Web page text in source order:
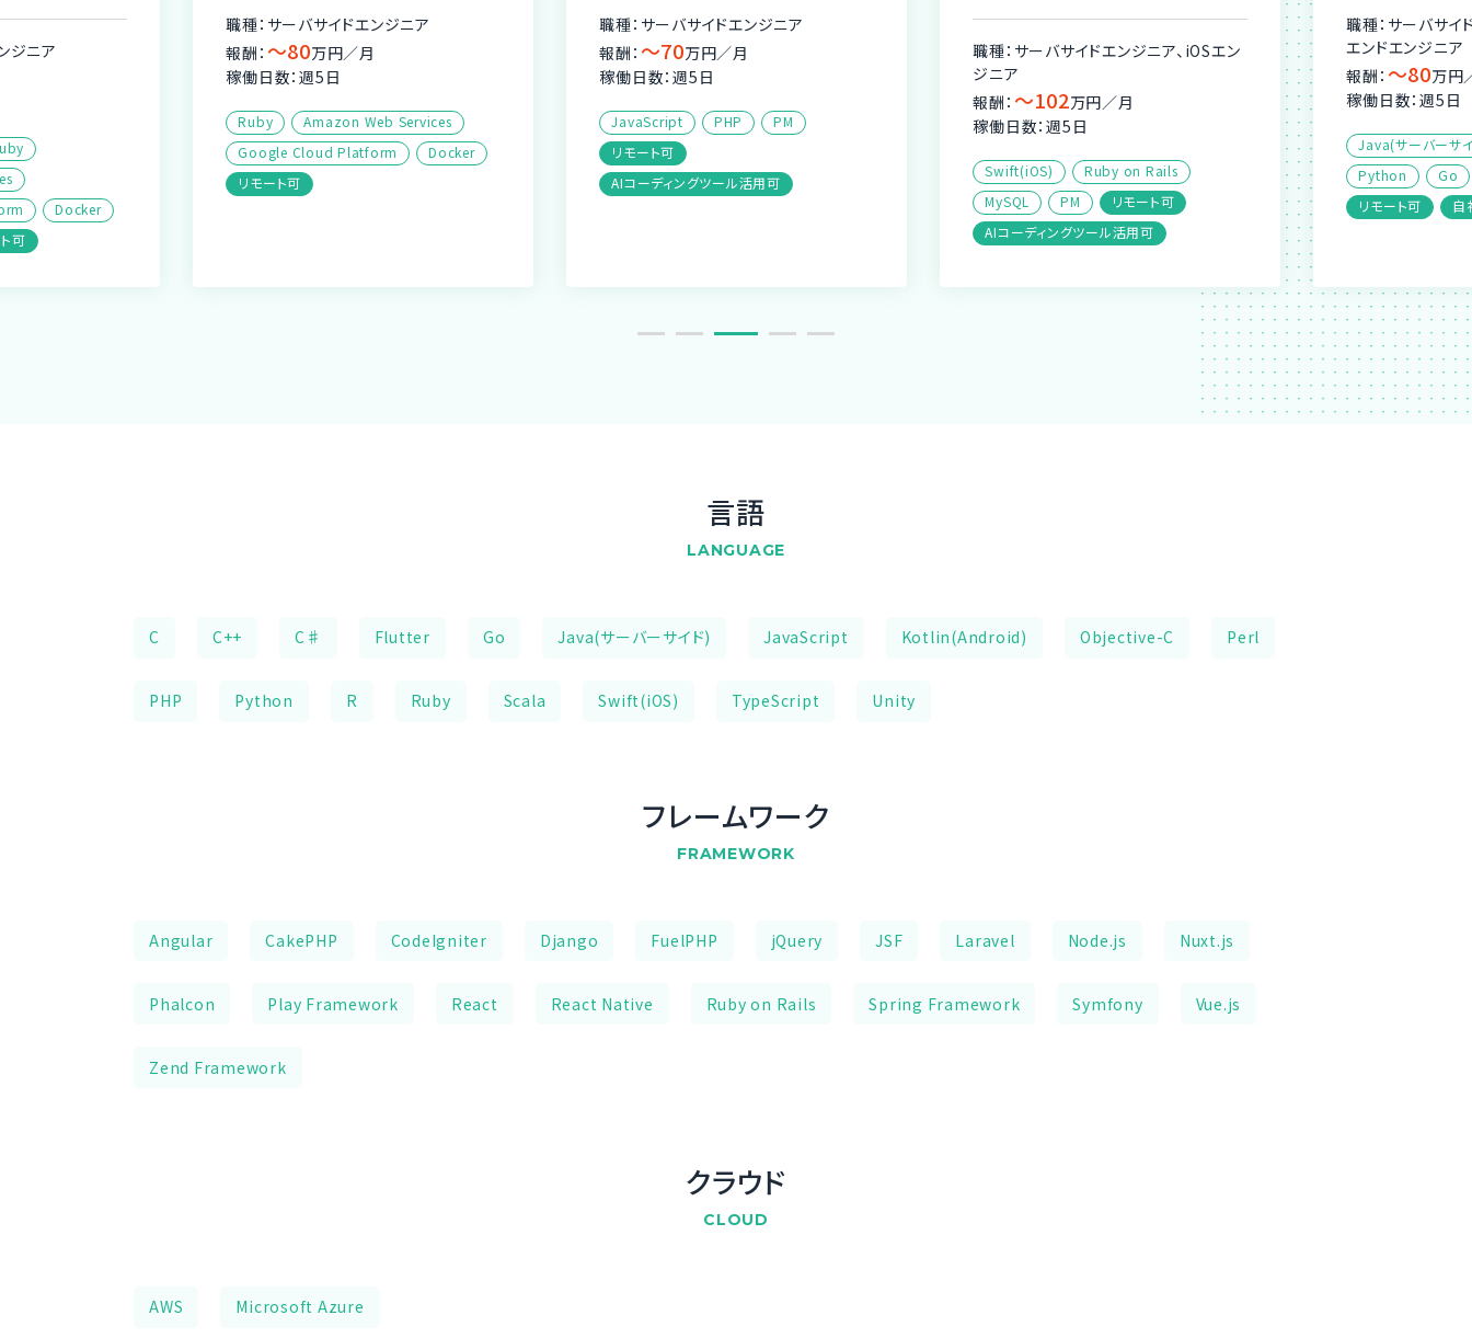
ジニア
Docker
可
職種：サーバサイドエンジニア
報酬： 〜80万円／月
稼働日数：週5日
Ruby
Amazon Web Services
Google Cloud Platform
Docker
リモート可
職種：サーバサイドエンジニア
報酬： 〜70万円／月
稼働日数：週5日
JavaScript PHP
PM
リモート可
AIコーディングツール活用可
職種：サーバサイドエンジニア、iOSエン
ジニア
報酬： 〜102万円／月
稼働日数：週5日
Swift(iOS)
Ruby on Rails
MySQL
PM
リモート可
AIコーディングツール活用可
職種：サーバサイ
エンドエンジニア
報酬： 〜80万円
稼働日数：週5日
Java(サーバーサ
Python
Go
リモート可
自
言語
LANGUAGE
C C++ C♯ Flutter Go Java(サーバーサイド) JavaScript Kotlin(Android) Objective-C Perl
PHP Python R Ruby Scala Swift(iOS) TypeScript Unity
フレームワーク
FRAMEWORK
Angular CakePHP CodeIgniter Django FuelPHP jQuery JSF Laravel Node.js Nuxt.js
Phalcon Play Framework React React Native Ruby on Rails Spring Framework Symfony Vue.js
Zend Framework
クラウド
CLOUD
AWS Microsoft Azure